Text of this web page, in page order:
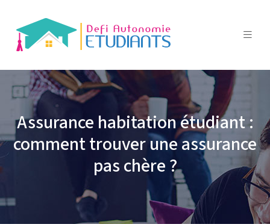
Assurance habitation étudiant :
comment trouver une assurance
pas chère ?